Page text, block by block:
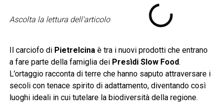
Ascolta la lettura dell'articolo
Il carciofo di Pietrelcina è tra i nuovi prodotti che entrano
a fare parte della famiglia dei Presìdi Slow Food.
L’ortaggio racconta di terre che hanno saputo attraversare i
secoli con tenace spirito di adattamento, diventando così
luoghi ideali in cui tutelare la biodiversità della regione.